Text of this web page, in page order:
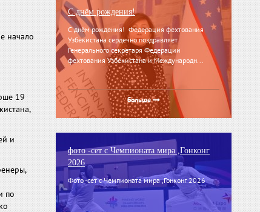
начало
19
и
по
С днём рождения!
С днём рождения! Федерация фехтования
Узбекистана сердечно поздравляет
Генерального секретаря Федерации
фехтования Узбекистана и Международн...
больше
фото -сет с Чемпионата мира ,Гонконг
2026
Фото -сет с Чемпионата мира ,Гонконг 2026